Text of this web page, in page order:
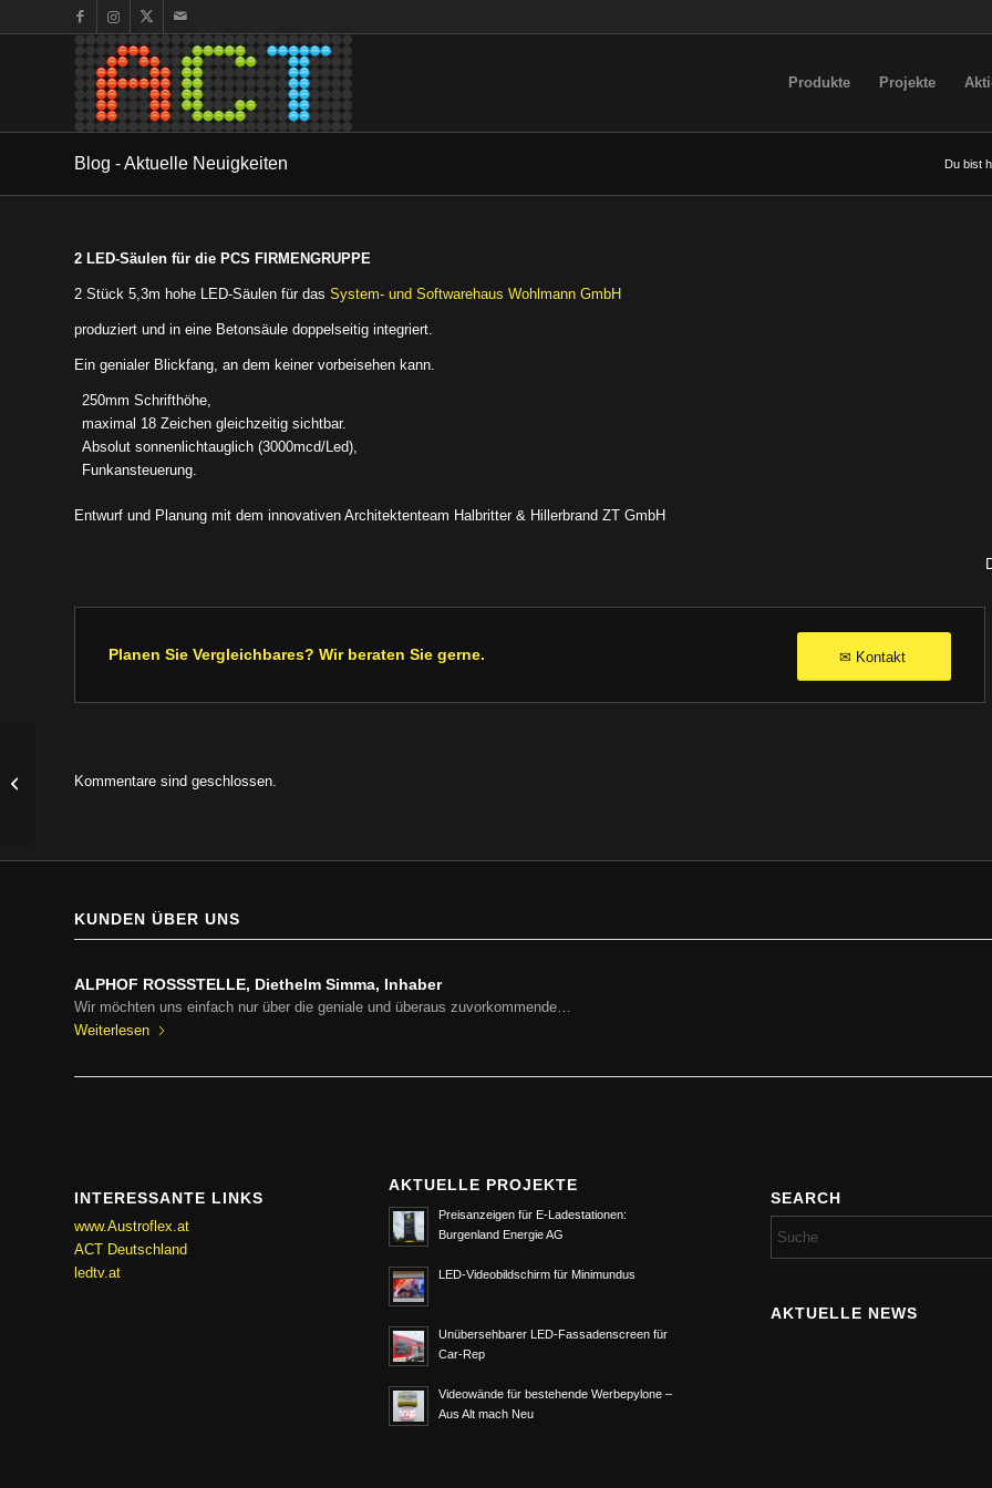
Produkte Projekte
Blog - Aktuelle Neuigkeiten Du bist
2 LED-Säulen für die PCS FIRMENGRUPPE
2 Stück 5,3m hohe LED-Säulen für das System- und Softwarehaus Wohlmann GmbH
produziert und in eine Betonsäule doppelseitig integriert.
Ein genialer Blickfang, an dem keiner vorbeisehen kann.
250mm Schrifthöhe,
maximal 18 Zeichen gleichzeitig sichtbar.
Absolut sonnenlichtauglich (3000mcd/Led),
Funkansteuerung.
Entwurf und Planung mit dem innovativen Architektenteam Halbritter & Hillerbrand ZT GmbH
Planen Sie Vergleichbares? Wir beraten Sie gerne. ✉ Kontakt
Kommentare sind geschlossen.
KUNDEN ÜBER UNS
ALPHOF ROSSSTELLE, Diethelm Simma, Inhaber
Wir möchten uns einfach nur über die geniale und überaus zuvorkommende…
Weiterlesen
INTERESSANTE LINKS
www.Austroflex.at
ACT Deutschland
ledtv.at
AKTUELLE PROJEKTE
Preisanzeigen für E-Ladestationen:
Burgenland Energie AG
LED-Videobildschirm für Minimundus
Unübersehbarer LED-Fassadenscreen für
Car-Rep
Videowände für bestehende Werbepylone –
Aus Alt mach Neu
SEARCH
AKTUELLE NEWS
Videowand im Wiener Prater